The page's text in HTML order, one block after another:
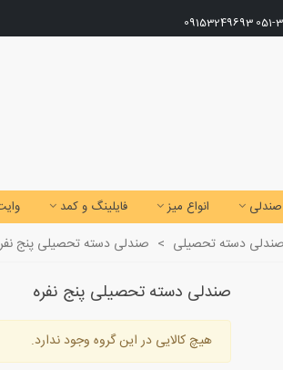
09153249693
صندلی انواع میز فایلینگ و کمد
صندلی دسته تحصیلی > صندلی دسته تحصیلی پنج
صندلی دسته تحصیلی پنج نفره
هیچ کالایی در این گروه وجود ندارد.